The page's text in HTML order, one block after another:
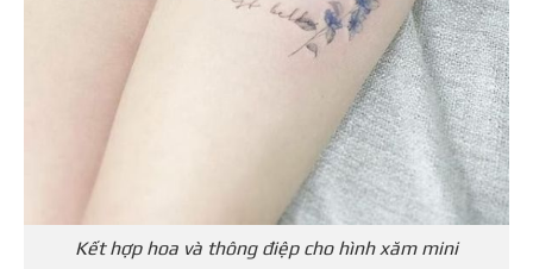
Kết hợp hoa và thông điệp cho hình xăm mini